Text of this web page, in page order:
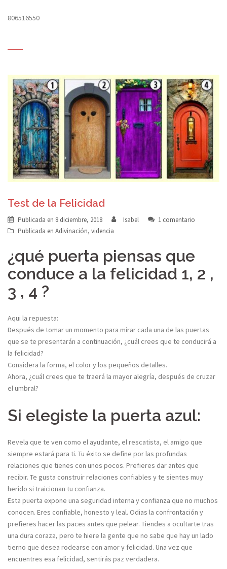
806516550
Test de la Felicidad
Publicada en 8 diciembre, 2018 Isabel
1 comentario
Publicada en Adivinación, videncia
¿qué puerta piensas que
conduce a la felicidad 1, 2 ,
3 , 4 ?
Aqui la repuesta:
Después de tomar un momento para mirar cada una de las puertas
que se te presentarán a continuación, ¿cuál crees que te conducirá a
la felicidad?
Considera la forma, el color y los pequeños detalles.
Ahora, ¿cuál crees que te traerá la mayor alegría, después de cruzar
el umbral?
Si elegiste la puerta azul:
Revela que te ven como el ayudante, el rescatista, el amigo que
siempre estará para ti. Tu éxito se define por las profundas
relaciones que tienes con unos pocos. Prefieres dar antes que
recibir. Te gusta construir relaciones confiables y te sientes muy
herido si traicionan tu confianza.
Esta puerta expone una seguridad interna y confianza que no muchos
conocen. Eres confiable, honesto y leal. Odias la confrontación y
prefieres hacer las paces antes que pelear. Tiendes a ocultarte tras
una dura coraza, pero te hiere la gente que no sabe que hay un lado
tierno que desea rodearse con amor y felicidad. Una vez que
encuentres esa felicidad, sentirás paz verdadera.